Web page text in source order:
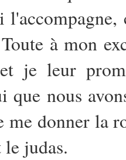
à mon
je leur
que nous
me donner la
judas.